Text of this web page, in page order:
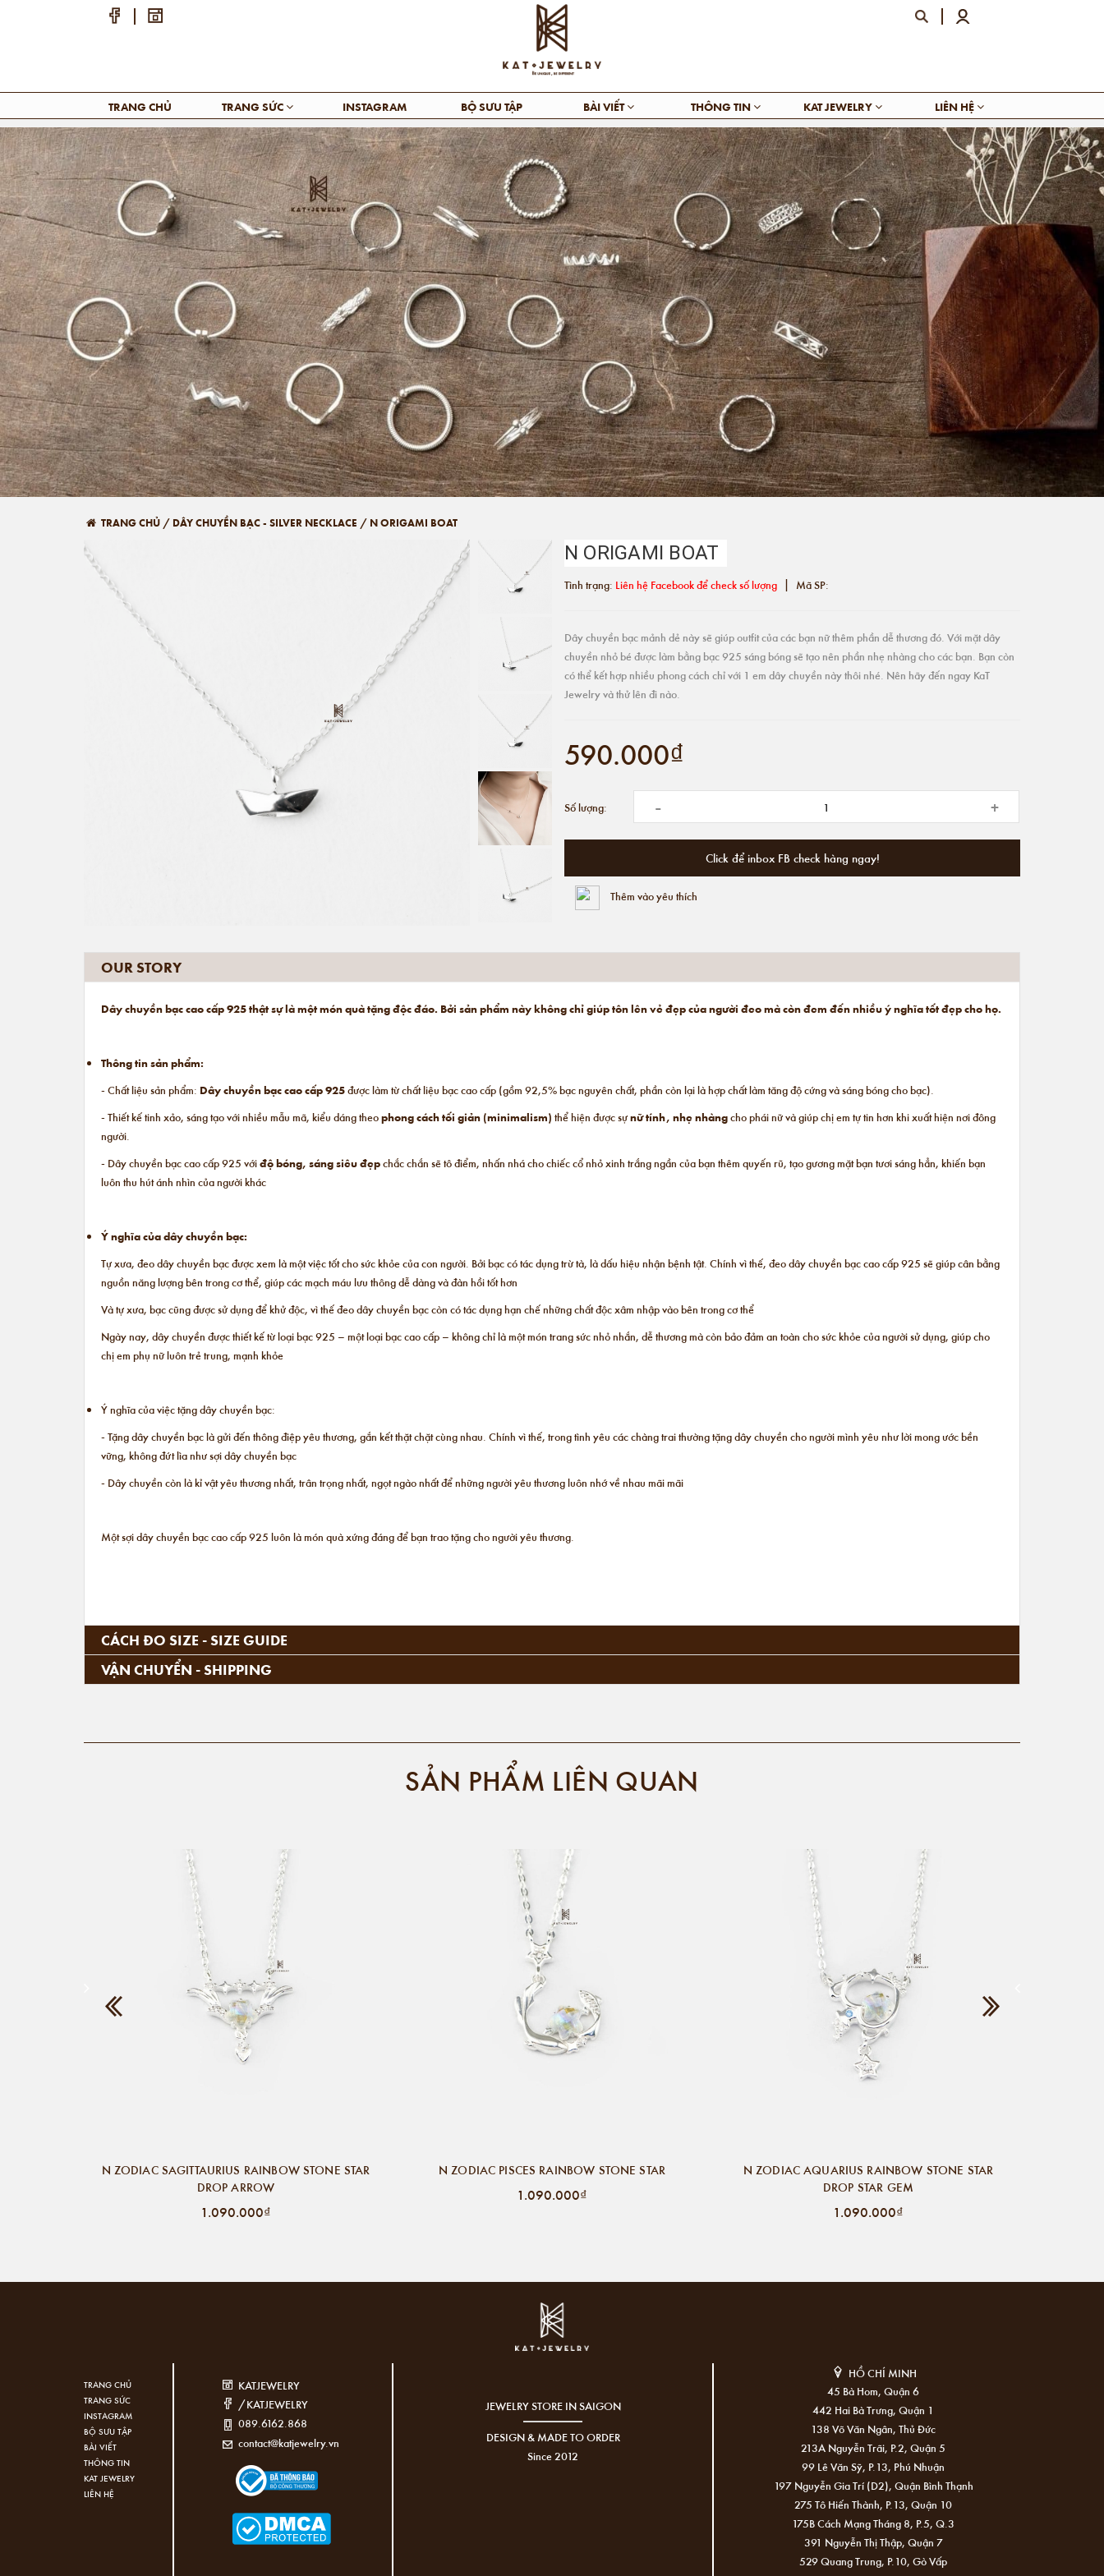
TRANG CHỦ TRANG SỨC INSTAGRAM BỘ SƯU TẬP BÀI VIẾT THÔNG TIN KAT JEWELRY LIÊN HỆ
TRANG CHỦ / DÂY CHUYỀN BẠC - SILVER NECKLACE / N ORIGAMI BOAT
N ORIGAMI BOAT
Tình trạng: Liên hệ Facebook để check số lượng | Mã SP:
Dây chuyền bạc mảnh dẻ này sẽ giúp outfit của các bạn nữ thêm phần dễ thương đó. Với mặt dây
chuyền nhỏ bé được làm bằng bạc 925 sáng bóng sẽ tạo nên phần nhẹ nhàng cho các bạn. Bạn còn
có thể kết hợp nhiều phong cách chỉ với 1 em dây chuyền này thôi nhé. Nên hãy đến ngay KaT
Jewelry và thử lên đi nào.
590.000₫
Số lượng: - +
Click để inbox FB check hàng ngay!
Thêm vào yêu thích
OUR STORY
Dây chuyền bạc cao cấp 925 thật sự là một món quà tặng độc đáo. Bởi sản phẩm này không chỉ giúp tôn lên vẻ đẹp của người đeo mà còn đem đến nhiều ý nghĩa tốt đẹp cho họ.
Thông tin sản phẩm:
- Chất liệu sản phẩm: Dây chuyền bạc cao cấp 925được làm từ chất liệu bạc cao cấp (gồm 92,5% bạc nguyên chất, phần còn lại là hợp chất làm tăng độ cứng và sáng bóng cho bạc).
- Thiết kế tinh xảo, sáng tạo với nhiều mẫu mã, kiểu dáng theophong cách tối giản (minimalism)thể hiện được sựnữ tính, nhẹ nhàngcho phái nữ và giúp chị em tự tin hơn khi xuất hiện nơi đông
người.
- Dây chuyền bạc cao cấp 925 vớiđộ bóng, sáng siêu đẹpchắc chắn sẽ tô điểm, nhấn nhá cho chiếc cổ nhỏ xinh trắng ngần của bạn thêm quyến rũ, tạo gương mặt bạn tươi sáng hẳn, khiến bạn
luôn thu hút ánh nhìn của người khác
Ý nghĩa của dây chuyền bạc:
Tự xưa, đeo dây chuyền bạc được xem là một việc tốt cho sức khỏe của con người. Bởi bạc có tác dụng trừ tà, là dấu hiệu nhận bệnh tật. Chính vì thế, đeo dây chuyền bạc cao cấp 925 sẽ giúp cân bằng
nguồn năng lượng bên trong cơ thể, giúp các mạch máu lưu thông dễ dàng và đàn hồi tốt hơn
Và tự xưa, bạc cũng được sử dụng để khử độc, vì thế đeo dây chuyền bạc còn có tác dụng hạn chế những chất độc xâm nhập vào bên trong cơ thể
Ngày nay, dây chuyền được thiết kế từ loại bạc 925 – một loại bạc cao cấp – không chỉ là một món trang sức nhỏ nhắn, dễ thương mà còn bảo đảm an toàn cho sức khỏe của người sử dụng, giúp cho
chị em phụ nữ luôn trẻ trung, mạnh khỏe
Ý nghĩa của việc tặng dây chuyền bạc:
- Tặng dây chuyền bạc là gửi đến thông điệp yêu thương, gắn kết thặt chặt cùng nhau. Chính vì thế, trong tình yêu các chàng trai thường tặng dây chuyền cho người mình yêu như lời mong ước bền
vững, không đứt lìa như sợi dây chuyền bạc
- Dây chuyền còn là kỉ vật yêu thương nhất, trân trọng nhất, ngọt ngào nhất để những người yêu thương luôn nhớ về nhau mãi mãi
Một sợi dây chuyền bạc cao cấp 925 luôn là món quà xứng đáng để bạn trao tặng cho người yêu thương.
CÁCH ĐO SIZE - SIZE GUIDE
VẬN CHUYỂN - SHIPPING
SẢN PHẨM LIÊN QUAN
N ZODIAC SAGITTAURIUS RAINBOW STONE STAR
DROP ARROW
1.090.000₫
N ZODIAC PISCES RAINBOW STONE STAR
1.090.000₫
N ZODIAC AQUARIUS RAINBOW STONE STAR
DROP STAR GEM
1.090.000₫
TRANG CHỦ
TRANG SỨC
INSTAGRAM
BỘ SƯU TẬP
BÀI VIẾT
THÔNG TIN
KAT JEWELRY
LIÊN HỆ
KATJEWELRY
/KATJEWELRY
089.6162.868
contact@katjewelry.vn
JEWELRY STORE IN SAIGON
DESIGN & MADE TO ORDER
Since 2012
HỒ CHÍ MINH
45 Bà Hom, Quận 6
442 Hai Bà Trưng, Quận 1
138 Võ Văn Ngân, Thủ Đức
213A Nguyễn Trãi, P.2, Quận 5
99 Lê Văn Sỹ, P.13, Phú Nhuận
197 Nguyễn Gia Trí (D2), Quận Bình Thạnh
275 Tô Hiến Thành, P.13, Quận 10
175B Cách Mạng Tháng 8, P.5, Q.3
391 Nguyễn Thị Thập, Quận 7
529 Quang Trung, P.10, Gò Vấp